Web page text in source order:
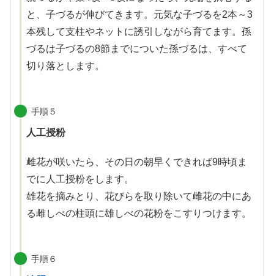
と、子づるが伸びてきます。元気な子づるを2本～3
本残して支柱やネットに誘引しながら育てます。孫
づるは子づるの8節までについた孫づるは、すべて
切り落とします。
手順５
人工授粉
雌花が咲いたら、その日の朝早くできれば9時頃ま
でに人工授粉をします。
雄花を摘みとり、花びらを取り除いて雌花の中にあ
る雌しべの柱頭に雄しべの花粉をこすりつけます。
手順６